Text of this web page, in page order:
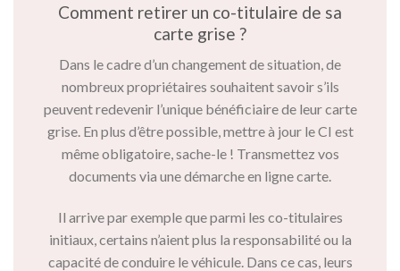
Comment retirer un co-titulaire de sa
carte grise ?
Dans le cadre d’un changement de situation, de
nombreux propriétaires souhaitent savoir s’ils
peuvent redevenir l’unique bénéficiaire de leur carte
grise. En plus d’être possible, mettre à jour le CI est
même obligatoire, sache-le ! Transmettez vos
documents via une démarche en ligne carte.
Il arrive par exemple que parmi les co-titulaires
initiaux, certains n’aient plus la responsabilité ou la
capacité de conduire le véhicule. Dans ce cas, leurs